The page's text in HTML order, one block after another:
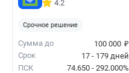
4.2
Срочное решение
Сумма до 100 000 ₽
Срок
17 - 179 дней
ПСК
74.650 - 292.000%